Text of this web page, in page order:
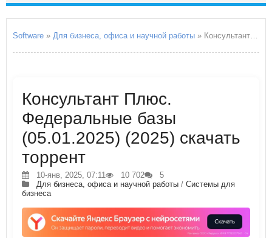
Software » Для бизнеса, офиса и научной работы » Консультант Плюс. Федеральные базы
Консультант Плюс.
Федеральные базы
(05.01.2025) (2025) скачать
торрент
10-янв, 2025, 07:11 10 702
5
Для бизнеса, офиса и научной работы / Системы для
бизнеса